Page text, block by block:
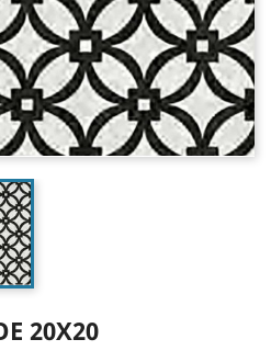
20X20